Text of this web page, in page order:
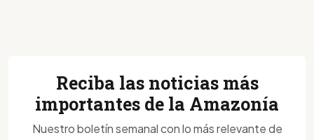
Reciba las noticias más
importantes de la Amazonía
Nuestro boletín semanal con lo más relevante de